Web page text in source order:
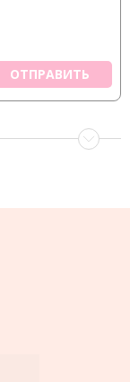
ОТПРАВИТЬ